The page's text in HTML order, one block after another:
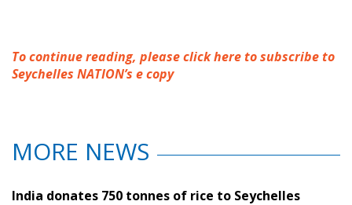
To continue reading, please click here to subscribe to
Seychelles NATION’s e copy
MORE NEWS
India donates 750 tonnes of rice to Seychelles